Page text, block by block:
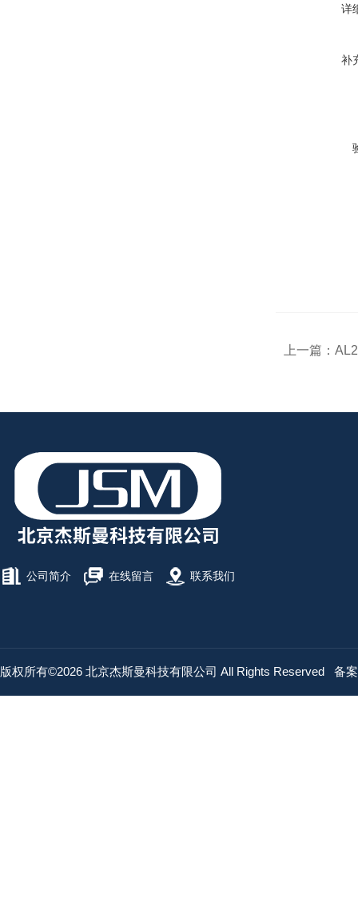
详
补
上一篇：
公司简介 在线留言 联系我们
版权所有©2026 北京杰斯曼科技有限公司 All Rights Reserved 备